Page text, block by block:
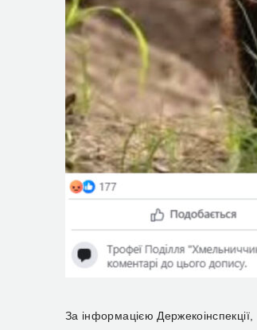
За інформацією Держекоінспекції,